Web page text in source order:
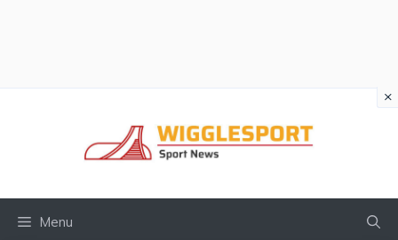
Menu
×